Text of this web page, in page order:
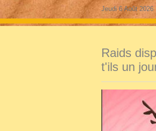
Jeudi 6 Août 2026
Raids
t'ils un